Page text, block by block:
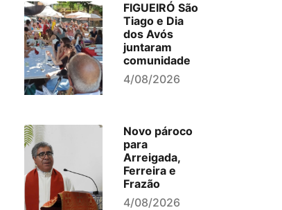
FIGUEIRÓ São
Tiago e Dia
dos Avós
juntaram
comunidade
4/08/2026
Novo pároco
para
Arreigada,
Ferreira e
Frazão
4/08/2026